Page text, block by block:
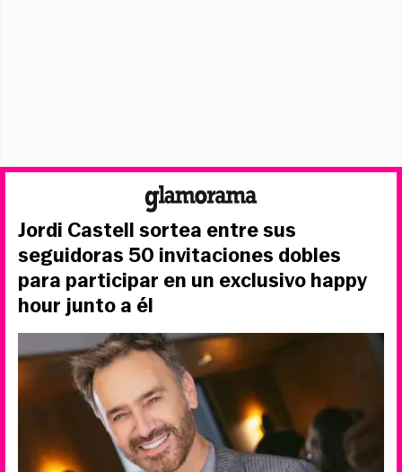
Jordi Castell sortea entre sus
seguidoras 50 invitaciones dobles
para participar en un exclusivo happy
hour junto a él